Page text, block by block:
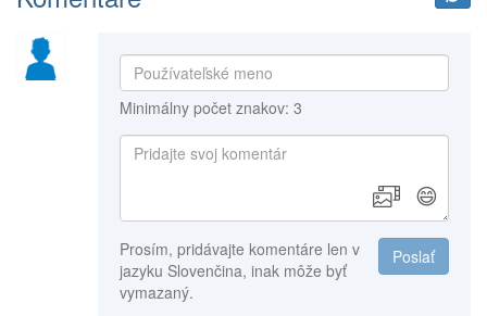
Minimálny počet znakov: 3
😄
Poslať
Prosím, pridávajte komentáre len v
jazyku Slovenčina, inak môže byť
vymazaný.